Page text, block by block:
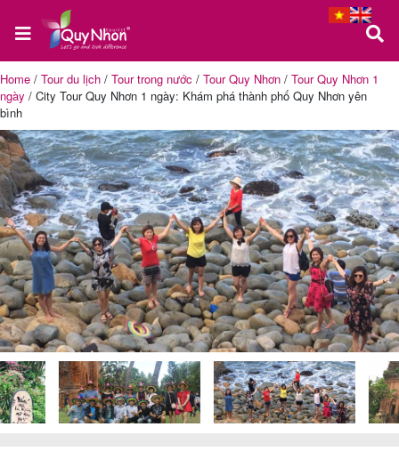
Trang
chủ
Tour
Quy
Nhơn
Tour
Phú
Yên
Home / Tour du lịch / Tour trong nước / Tour Quy Nhơn / Tour Quy Nhơn 1
ngày / City Tour Quy Nhơn 1 ngày: Khám phá thành phố Quy Nhơn yên
bình